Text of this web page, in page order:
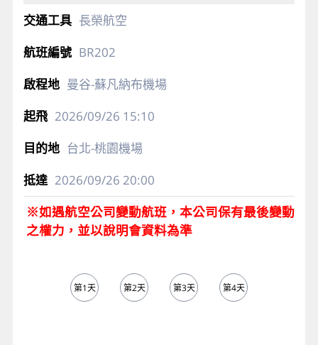
長榮航空
BR202
曼谷-蘇凡納布機場
2026/09/26 15:10
台北-桃園機場
2026/09/26 20:00
※如遇航空公司變動航班，本公司保有最後變動
之權力，並以說明會資料為準
第1天 第2天 第3天 第4天